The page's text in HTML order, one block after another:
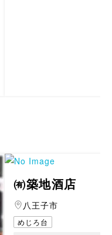
㈲築地酒店
八王子市
めじろ台